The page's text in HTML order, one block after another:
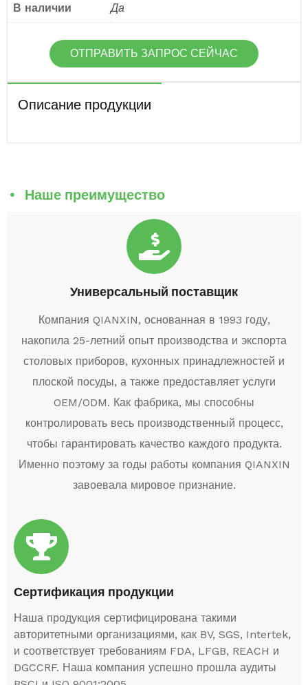
В наличии Да
ОТПРАВИТЬ ЗАПРОС СЕЙЧАС
Описание продукции
Наше преимущество
Универсальный поставщик
Компания QIANXIN, основанная в 1993 году,
накопила 25-летний опыт производства и экспорта
столовых приборов, кухонных принадлежностей и
плоской посуды, а также предоставляет услуги
OEM/ODM. Как фабрика, мы способны
контролировать весь производственный процесс,
чтобы гарантировать качество каждого продукта.
Именно поэтому за годы работы компания QIANXIN
завоевала мировое признание.
Сертификация продукции
Наша продукция сертифицирована такими
авторитетными организациями, как BV, SGS, Intertek,
и соответствует требованиям FDA, LFGB, REACH и
DGCCRF. Наша компания успешно прошла аудиты